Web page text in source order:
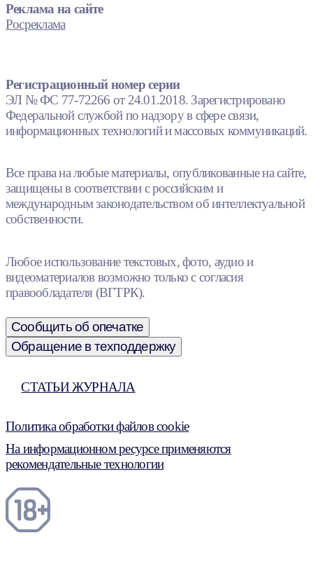
Реклама на сайте
Росреклама
Регистрационный номер серии
ЭЛ № ФС 77-72266 от 24.01.2018. Зарегистрировано
Федеральной службой по надзору в сфере связи,
информационных технологий и массовых коммуникаций.
Все права на любые материалы, опубликованные на сайте,
защищены в соответствии с российским и
международным законодательством об интеллектуальной
собственности.
Любое использование текстовых, фото, аудио и
видеоматериалов возможно только с согласия
правообладателя (ВГТРК).
Сообщить об опечатке
Обращение в техподдержку
СТАТЬИ ЖУРНАЛА
Политика обработки файлов cookie
На информационном ресурсе применяются
рекомендательные технологии